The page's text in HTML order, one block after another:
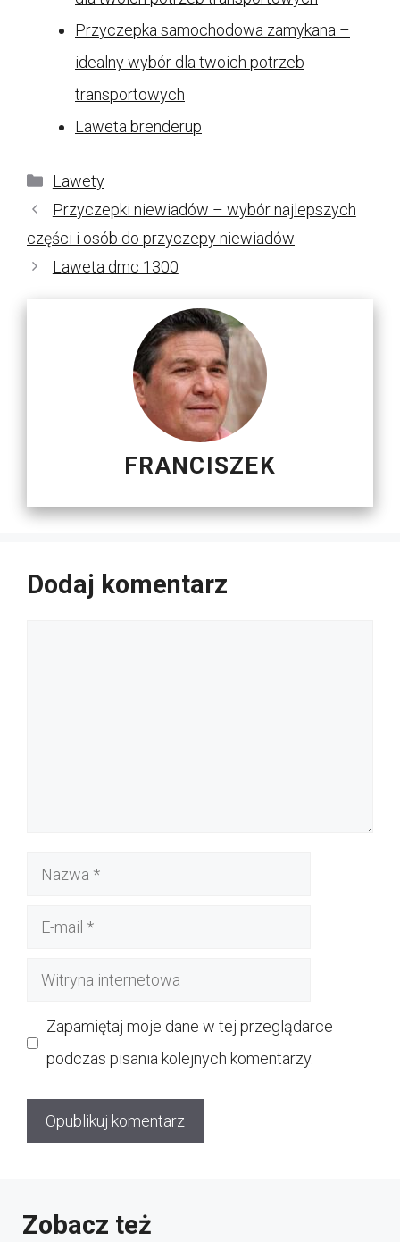
Przyczepka samochodowa zamykana –
idealny wybór dla twoich potrzeb
transportowych
Laweta brenderup
Kategorie
Lawety
Przyczepki niewiadów – wybór najlepszych
części i osób do przyczepy niewiadów
Laweta dmc 1300
FRANCISZEK
Dodaj komentarz
Nazwa
Witryna
Zapamiętaj moje dane w tej przeglądarce
podczas pisania kolejnych komentarzy.
Zobacz też